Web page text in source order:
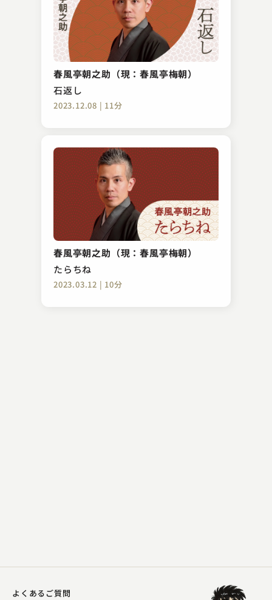
春風亭朝之助（現：春風亭梅朝）
石返し
2023.12.08 | 11分
春風亭朝之助（現：春風亭梅朝）
たらちね
2023.03.12 | 10分
一玄亭 米多朗
粗忽長屋
2023.11.26 | 13分
桃月庵 こはく
ろくろっ首
2023.04.25 | 9分
よくあるご質問